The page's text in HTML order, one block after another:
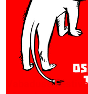
Vabaduse